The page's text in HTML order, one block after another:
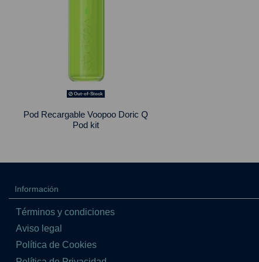
Out-of-Stock
Pod Recargable Voopoo Doric Q
Pod kit
Información
Términos y condiciones
Aviso legal
Política de Cookies